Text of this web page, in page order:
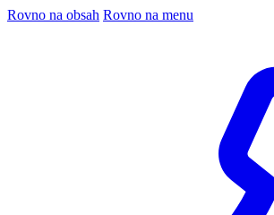
Rovno na obsah Rovno na menu